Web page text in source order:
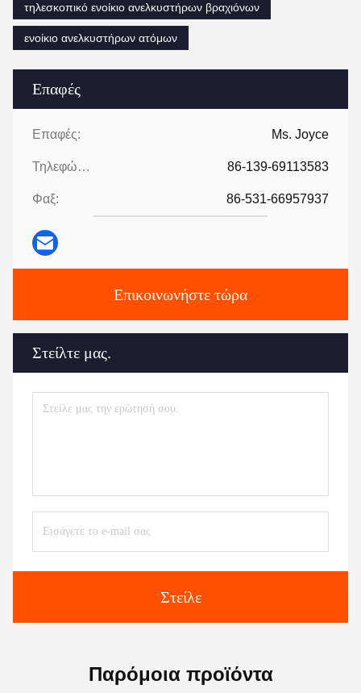
Επαφές
Επαφές: Ms. Joyce
Τηλεφώνημα: 86-139-69113583
Φαξ: 86-531-66957937
Επικοινωνήστε τώρα
Στείλτε μας.
Στείλε
τηλεσκοπικό ενοίκιο ανελκυστήρων βραχιόνων
ενοίκιο ανελκυστήρων ατόμων
Παρόμοια προϊόντα